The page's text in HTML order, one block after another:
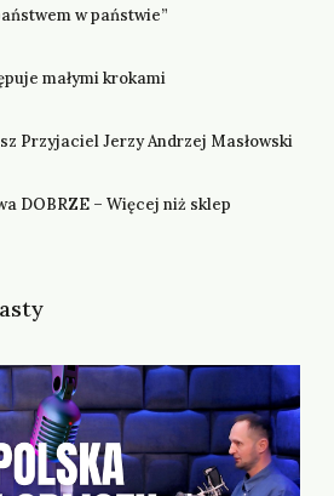
w państwie”
małymi krokami
Przyjaciel Jerzy Andrzej Masłowski
DOBRZE – Więcej niż sklep